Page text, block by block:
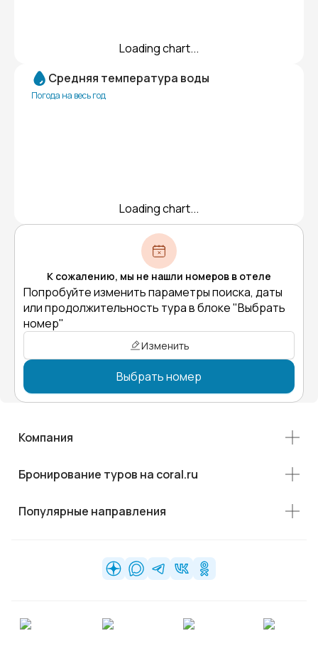
Loading chart...
Средняя температура воды
Погода на весь год
Loading chart...
К сожалению, мы не нашли номеров в отеле
Попробуйте изменить параметры поиска, даты
или продолжительность тура в блоке "Выбрать
номер"
Изменить
Выбрать номер
Компания
Бронирование туров на coral.ru
Популярные направления